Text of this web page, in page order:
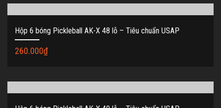
Hộp 6 bóng Pickleball AK-X 48 lỗ – Tiêu chuẩn USAP
260.000₫